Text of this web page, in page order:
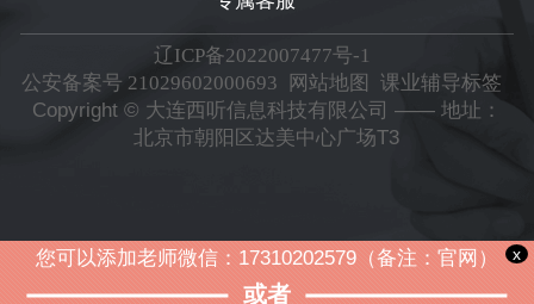
您可以添加老师微信：17310202579（备注：官网）
或者
x
辽ICP备2022007477号-1
公安备案号 21029602000693
网站地图
课业辅导标签
Copyright © 大连西听信息科技有限公司 —— 地址：
北京市朝阳区达美中心广场T3